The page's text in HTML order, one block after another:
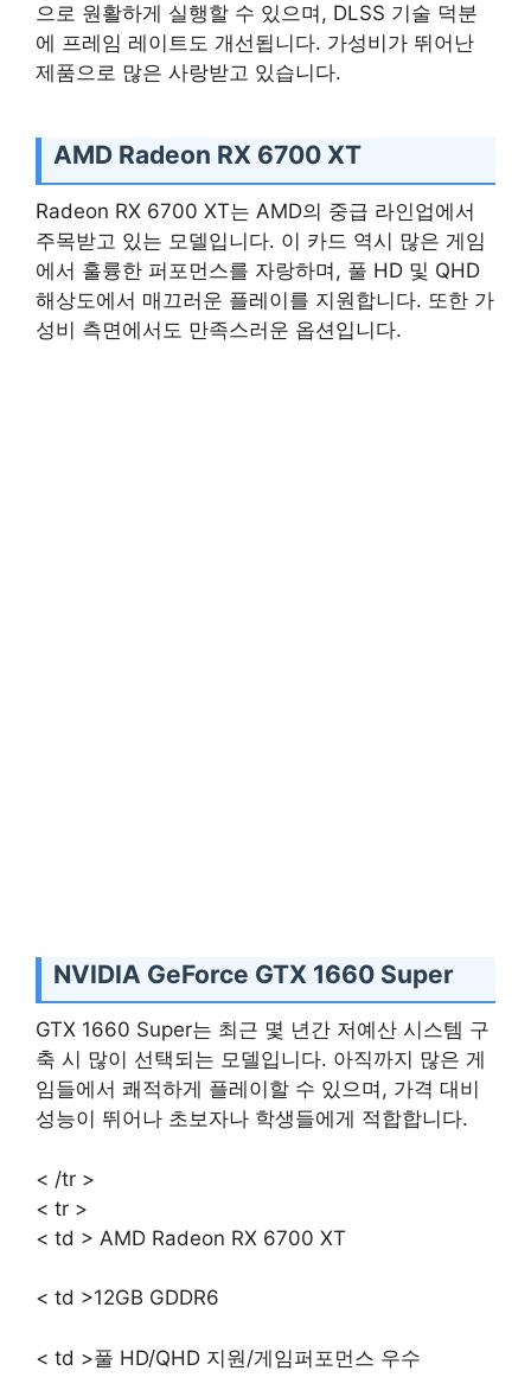
으로 원활하게 실행할 수 있으며, DLSS 기술 덕분
에 프레임 레이트도 개선됩니다. 가성비가 뛰어난
제품으로 많은 사랑받고 있습니다.
AMD Radeon RX 6700 XT
Radeon RX 6700 XT는 AMD의 중급 라인업에서
주목받고 있는 모델입니다. 이 카드 역시 많은 게임
에서 훌륭한 퍼포먼스를 자랑하며, 풀 HD 및 QHD
해상도에서 매끄러운 플레이를 지원합니다. 또한 가
성비 측면에서도 만족스러운 옵션입니다.
NVIDIA GeForce GTX 1660 Super
GTX 1660 Super는 최근 몇 년간 저예산 시스템 구
축 시 많이 선택되는 모델입니다. 아직까지 많은 게
임들에서 쾌적하게 플레이할 수 있으며, 가격 대비
성능이 뛰어나 초보자나 학생들에게 적합합니다.
< /tr >
< tr >
< td > AMD Radeon RX 6700 XT
< td >12GB GDDR6
< td >풀 HD/QHD 지원/게임퍼포먼스 우수